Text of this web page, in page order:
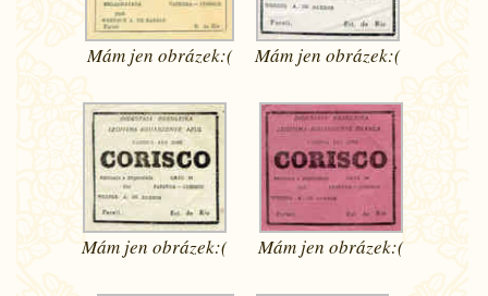
Mám jen obrázek:( Mám jen obrázek:(
Mám jen obrázek:( Mám jen obrázek:(